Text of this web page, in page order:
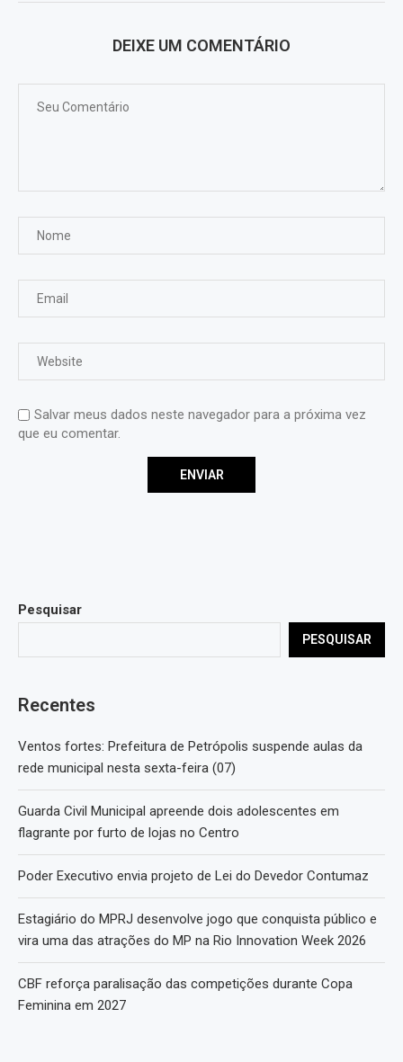
DEIXE UM COMENTÁRIO
Salvar meus dados neste navegador para a próxima vez
que eu comentar.
Pesquisar
PESQUISAR
Recentes
Ventos fortes: Prefeitura de Petrópolis suspende aulas da
rede municipal nesta sexta-feira (07)
Guarda Civil Municipal apreende dois adolescentes em
flagrante por furto de lojas no Centro
Poder Executivo envia projeto de Lei do Devedor Contumaz
Estagiário do MPRJ desenvolve jogo que conquista público e
vira uma das atrações do MP na Rio Innovation Week 2026
CBF reforça paralisação das competições durante Copa
Feminina em 2027